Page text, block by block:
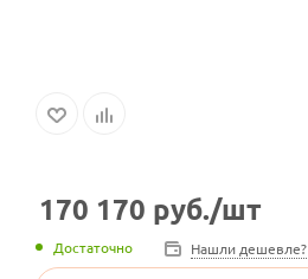
170 170 руб./шт
Достаточно Нашли дешевле?